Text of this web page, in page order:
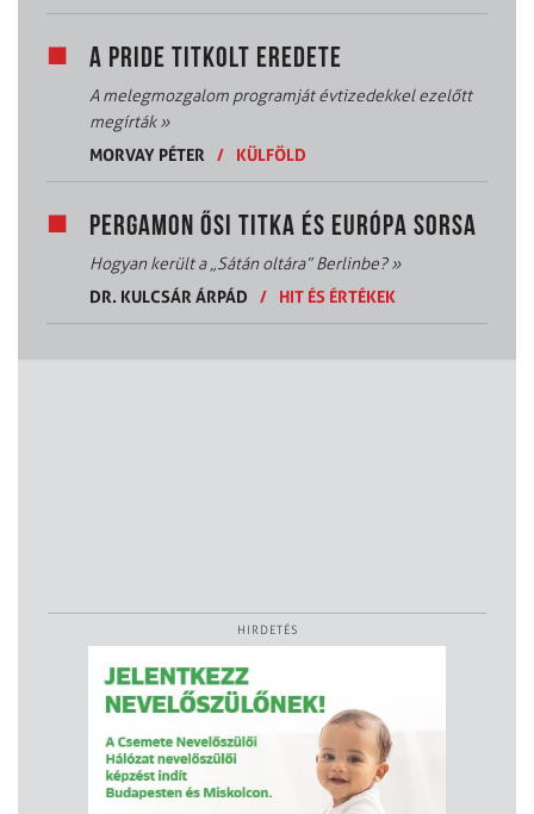
A PRIDE TITKOLT EREDETE
A melegmozgalom programját évtizedekkel ezelőtt
megírták»
MORVAY PÉTER
/ KÜLFÖLD
PERGAMON ŐSI TITKA ÉS EURÓPA SORSA
Hogyan került a „Sátán oltára” Berlinbe?»
DR. KULCSÁR ÁRPÁD
/ HIT ÉS ÉRTÉKEK
HIRDETÉS